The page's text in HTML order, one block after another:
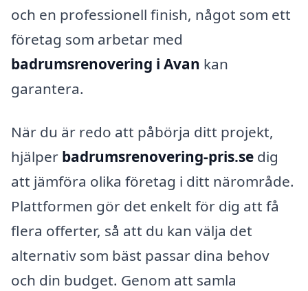
och en professionell finish, något som ett
företag som arbetar med
badrumsrenovering i Avan kan
garantera.
När du är redo att påbörja ditt projekt,
hjälper badrumsrenovering-pris.se dig
att jämföra olika företag i ditt närområde.
Plattformen gör det enkelt för dig att få
flera offerter, så att du kan välja det
alternativ som bäst passar dina behov
och din budget. Genom att samla